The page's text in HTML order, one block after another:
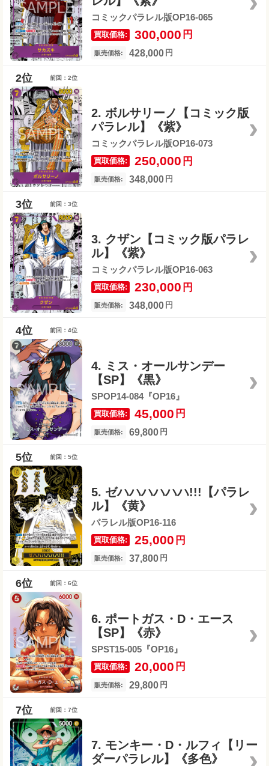
コミックパラレル版OP16-065
買取価格: 300,000 円
販売価格: 428,000 円
前回：2位
2. ボルサリーノ【コミック版
パラレル】《紫》
コミックパラレル版OP16-073
買取価格: 250,000 円
販売価格: 348,000 円
前回：3位
3. クザン【コミック版パラレ
ル】《紫》
コミックパラレル版OP16-063
買取価格: 230,000 円
販売価格: 348,000 円
前回：4位
4. ミス・オールサンデー
【SP】《黒》
SPOP14-084『OP16』
買取価格: 45,000 円
販売価格: 69,800 円
前回：5位
5. ゼハハハハハハ!!!【パラレ
ル】《黄》
パラレル版OP16-116
買取価格: 25,000 円
販売価格: 37,800 円
前回：6位
6. ポートガス・D・エース
【SP】《赤》
SPST15-005『OP16』
買取価格: 20,000 円
販売価格: 29,800 円
前回：7位
7. モンキー・D・ルフィ【リー
ダーパラレル】《多色》